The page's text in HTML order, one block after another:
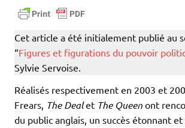
u
s
k
y
e
d
I
n
a
l
a
g
r
Cet article a été initialement publié au
“Figures et figurations du pouvoir
Sylvie Servoise.
Réalisés respectivement en 2003 et
Frears, The Dealet The Queen ont
du public anglais, un succès étonnant